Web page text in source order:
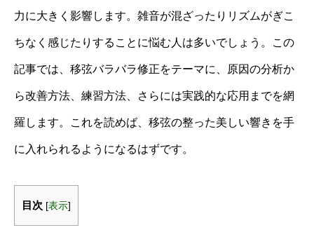
力に大きく影響します。雑音が混ざったりリズムがぎこ
ちなく感じたりすることに悩む人は多いでしょう。この
記事では、移弦バラバラ修正をテーマに、原因の分析か
ら改善方法、練習方法、さらには実践的な応用までを網
羅します。これを読めば、移弦の整った美しい響きを手
に入れられるようになるはずです。
目次 [表示]